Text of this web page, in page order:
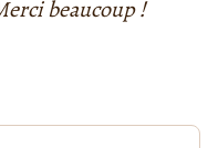
beaucoup !